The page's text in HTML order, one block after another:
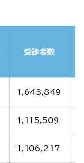
受診者数
1,643,849
1,115,509
1,106,217